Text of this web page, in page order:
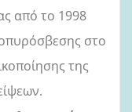
από το 1998
στο
της